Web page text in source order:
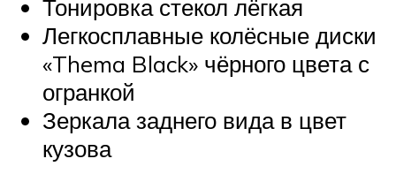
Тонировка стекол лёгкая
Легкосплавные колёсные диски
«Thema Black» чёрного цвета с
огранкой
Зеркала заднего вида в цвет
кузова